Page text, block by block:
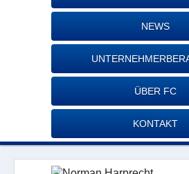
NEWS
ÜBER FC
KONTAKT